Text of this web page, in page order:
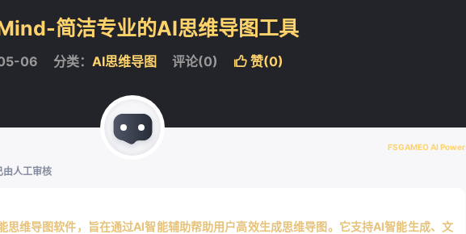
简洁专业的AI思维导图工具
06 分类： AI思维导图 评论(0)  赞(0)
由人工审核
FSGAMEO AI Power
维导图软件，旨在通过AI智能辅助帮助用户高效生成思维导图。它支持AI智能生成、文